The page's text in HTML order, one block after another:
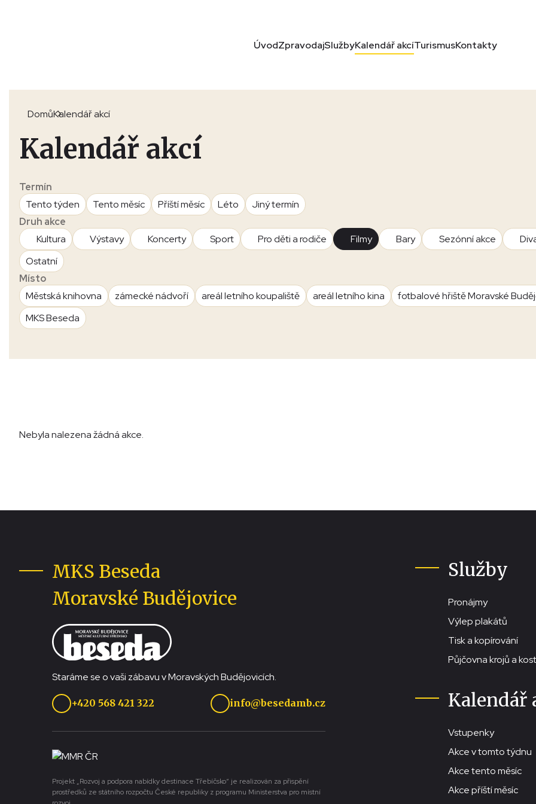
ÚvodZpravodajSlužbyKalendář akcíTurismusKontakty
DomůKalendář akcí
Kalendář akcí
Termín
Tento týden
Tento měsíc Příští měsíc Léto
Jiný termín
Druh akce
Kultura
Výstavy Koncerty Sport Pro děti a rodiče Filmy Bary Sezónní akce
Ostatní
Místo
Městská knihovna
zámecké nádvoří areál letního koupaliště areál letního kina
fotbalové hřiště Moravské
MKS Beseda
Nebyla nalezena žádná akce.
MKS Beseda
Moravské Budějovice
Staráme se o vaši zábavu v Moravských Budějovicích.
+420 568 421 322 info@besedamb.cz
Projekt „Rozvoj a podpora nabídky destinace Třebíčsko“ je realizován za přispění
prostředků ze státního rozpočtu České republiky z programu Ministerstva pro místní
Služby
Pronájmy
Výlep plakátů
Tisk a kopírování
Půjčovna krojů a
Kalendář
Vstupenky
Akce v tomto týdnu
Akce tento měsíc
Akce příští měsíc